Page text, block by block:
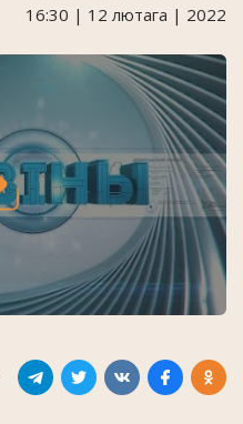
16:30 | 12 лютага | 2022